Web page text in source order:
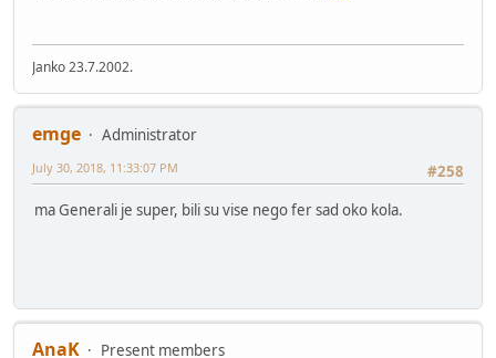
Janko 23.7.2002.
emge
Administrator
#258
July 30, 2018, 11:33:07 PM
ma Generali je super, bili su vise nego fer sad oko kola.
AnaK
Present members